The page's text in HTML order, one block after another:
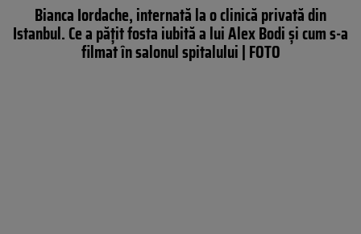
Bianca Iordache, internată la o clinică privată din
Istanbul. Ce a pățit fosta iubită a lui Alex Bodi și cum s-a
filmat în salonul spitalului | FOTO